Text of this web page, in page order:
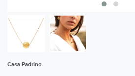
Casa Padrino